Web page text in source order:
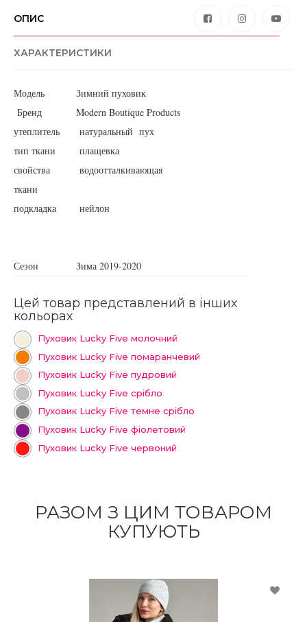
ОПИС
ХАРАКТЕРИСТИКИ
Модель
Зимний пуховик
Бренд
Modern Boutique Products
утеплитель
натуральный пух
тип ткани
плащевка
свойства
ткани
водоотталкивающая
подкладка нейлон
Сезон Зима 2019-2020
Цей товар представлений в інших
кольорах
Пуховик Lucky Five молочний
Пуховик Lucky Five помаранчевий
Пуховик Lucky Five пудровий
Пуховик Lucky Five срібло
Пуховик Lucky Five темне срібло
Пуховик Lucky Five фіолетовий
Пуховик Lucky Five червоний
РАЗОМ З ЦИМ ТОВАРОМ
КУПУЮТЬ